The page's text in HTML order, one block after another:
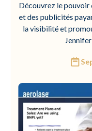
Découvrez le
et des publicités
la visibilité et